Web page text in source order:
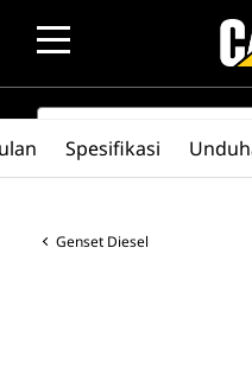
SEARCH
Genset Diesel
Spesifikasi